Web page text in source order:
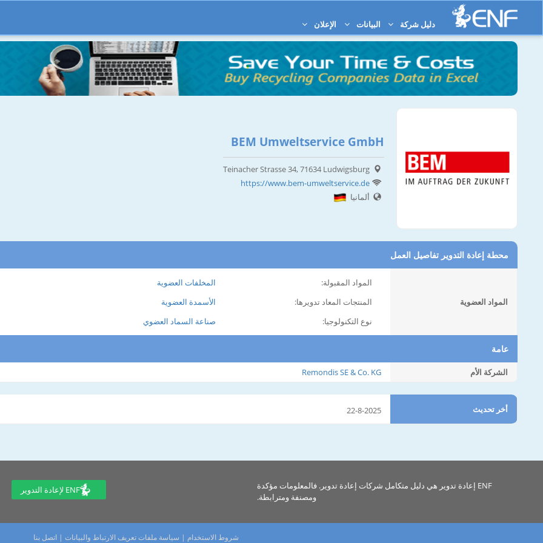
دليل شركة البيانات الإعلان
BEM Umweltservice GmbH
Teinacher Strasse 34, 71634 Ludwigsburg
https://www.bem-umweltservice.de
ألمانيا
محطة إعادة التدوير تفاصيل العمل
المواد العضوية
المواد المقبولة:
المخلفات العضوية
المنتجات المعاد تدويرها:
الأسمدة العضوية
نوع التكنولوجيا:
صناعة السماد العضوي
عامة
الشركة الأم Remondis SE & Co. KG
أخر تحديث 22-8-2025
ENF إعادة تدوير هي دليل متكامل شركات إعادة تدوير. فالمعلومات مؤكدة
ومصنفة ومترابطة.
ENF لإعادة التدوير
شروط الاستخدام | سياسة ملفات تعريف الارتباط والبيانات |اتصل بنا